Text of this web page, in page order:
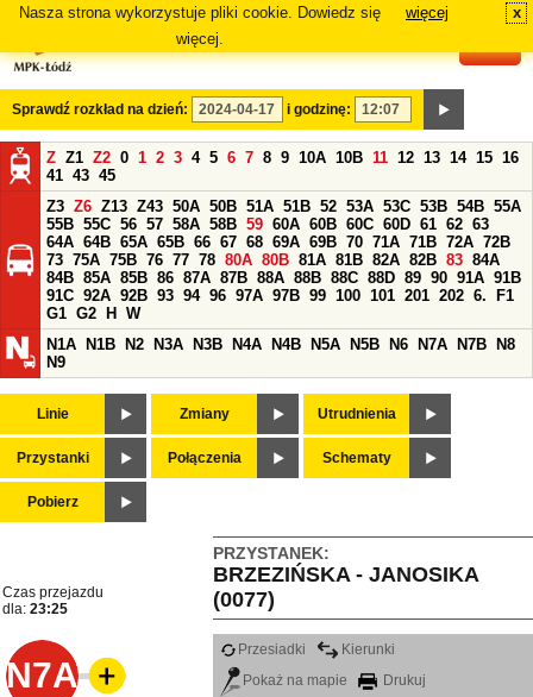
Nasza strona wykorzystuje pliki cookie. Dowiedz się
więcej.
więcej x
Sprawdź rozkład na dzień: i godzinę:
Z Z1 Z2 0 1 2 3 4 5 6 7 8 9 10A 10B 11 12 13 14 15 16
41 43 45
Z3 Z6 Z13 Z43 50A 50B 51A 51B 52 53A 53C 53B 54B 55A
55B 55C 56 57 58A 58B 59 60A 60B 60C 60D 61 62 63
64A 64B 65A 65B 66 67 68 69A 69B 70 71A 71B 72A 72B
73 75A 75B 76 77 78 80A 80B 81A 81B 82A 82B 83 84A
84B 85A 85B 86 87A 87B 88A 88B 88C 88D 89 90 91A 91B
91C 92A 92B 93 94 96 97A 97B 99 100 101 201 202 6.
F1
G1 G2 H
W
N1A
N1B N2 N3A N3B N4A N4B N5A N5B N6 N7A N7B
N8
N9
Linie Zmiany Utrudnienia
Przystanki Połączenia Schematy
Pobierz
PRZYSTANEK:
BRZEZIŃSKA - JANOSIKA
(0077)
Czas przejazdu
dla: 23:25
N7A
Przesiadki
Kierunki
Pokaż na mapie
Drukuj